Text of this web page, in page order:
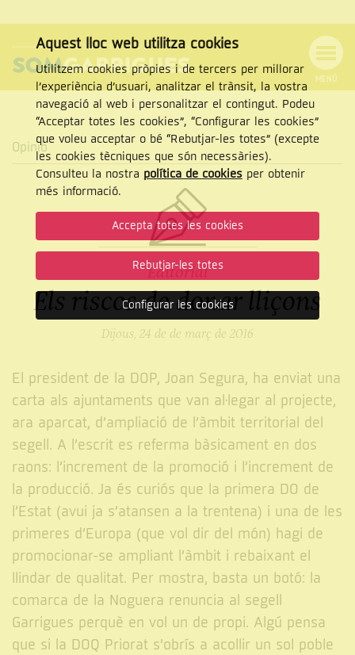
NAVEGACIÓ
MENÚ
Cercar
CERCAR
Opinió
Editorial
Els riscos de donar lliçons
Dijous, 24 de de març de 2016
El president de la DOP, Joan Segura, ha enviat una
carta als ajuntaments que van al·legar al projecte,
ara aparcat, d’ampliació de l’àmbit territorial del
segell. A l’escrit es referma bàsicament en dos
raons: l’increment de la promoció i l’increment de
la producció. Ja és curiós que la primera DO de
l’Estat (avui ja s’atansen a la trentena) i una de les
primeres d’Europa (que vol dir del món) hagi de
promocionar-se ampliant l’àmbit i rebaixant el
llindar de qualitat. Per mostra, basta un botó: la
comarca de la Noguera renuncia al segell
Garrigues perquè en vol un de propi. Algú pensa
que si la DOQ Priorat s’obrís a acollir un sol poble
Aquest lloc web utilitza cookies
Utilitzem cookies pròpies i de tercers per millorar
l’experiència d’usuari, analitzar el trànsit, la vostra
navegació al web i personalitzar el contingut. Podeu
“Acceptar totes les cookies”, “Configurar les cookies”
que voleu acceptar o bé “Rebutjar-les totes” (excepte
les cookies tècniques que són necessàries).
Consulteu la nostra política de cookiesper obtenir
més informació.
Accepta totes les cookies
Rebutjar-les totes
Configurar les cookies